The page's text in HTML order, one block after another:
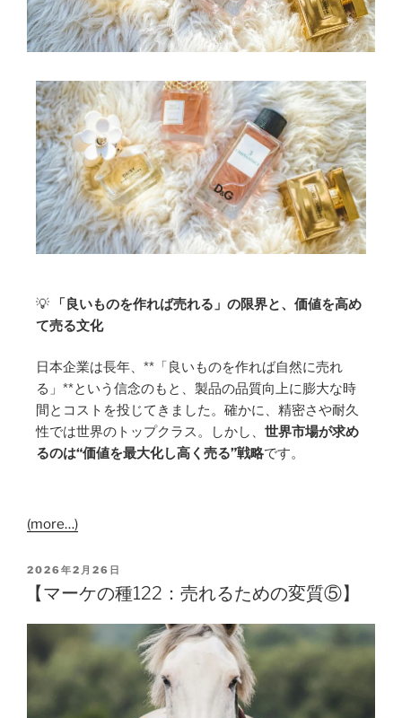
💡
「良いものを作れば売れる」の限界と、価値を高め
て売る文化
日本企業は長年、**「良いものを作れば自然に売れ
る」**という信念のもと、製品の品質向上に膨大な時
間とコストを投じてきました。確かに、精密さや耐久
性では世界のトップクラス。しかし、 世界市場が求め
るのは“価値を最大化し高く売る”戦略です。
(more…)
2026年2月26日
【マーケの種122：売れるための変質⑤】